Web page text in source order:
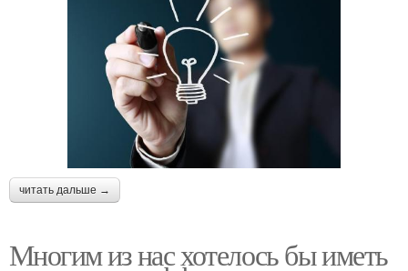
читать дальше →
Многим из нас хотелось бы иметь